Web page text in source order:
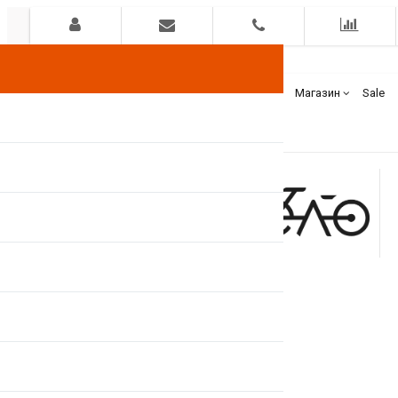
Гарантия Оплата Доставка Бренды Магазин Sale